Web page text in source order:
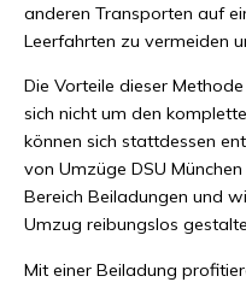
anderen Transporten auf
Leerfahrten zu vermeiden
Die Vorteile dieser
sich nicht um den
können sich stattdessen
von Umzüge DSU
Bereich Beiladungen und
Umzug reibungslos
Mit einer Beiladung